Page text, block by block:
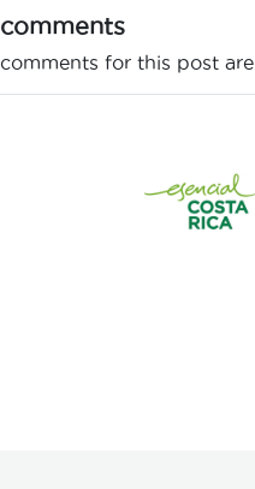
comments
comments for this post